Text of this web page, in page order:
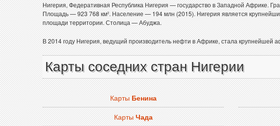
Нигерия, Федеративная Республика Нигерия — государство в Западной Африке.
Площадь — 923 768 км². Население — 194 млн (2015). Нигерия является
площади территории. Столица — Абуджа.
В 2014 году Нигерия, ведущий производитель нефти в Африке, стала крупнейшей
Карты соседних стран Нигерии
КартыБенина
КартыЧада